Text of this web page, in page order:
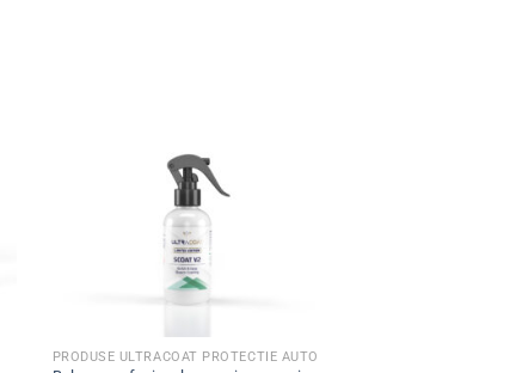
PRODUSE ULTRACOAT PROTECTIE AUTO